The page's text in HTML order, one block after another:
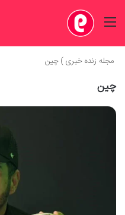
منو
مجله زنده خبری)چین
چین